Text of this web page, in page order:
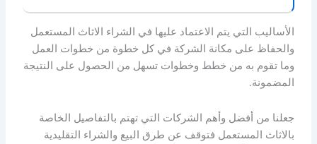
الأساليب التي يتم الاعتماد عليها في الشراء الاثاث المستعمل
والحفاظ على مكانة الشركة في كل خطوة من خطوات العمل
وما تقوم به من خطط وخطوات تسهل من الحصول على النتيجة
المضمونة.
جعلنا من أفضل وأهم الشركات التي تهتم بالتفاصيل الخاصة
بالاثاث المستعمل فتوقف عن طرق البيع والشراء التقليدية